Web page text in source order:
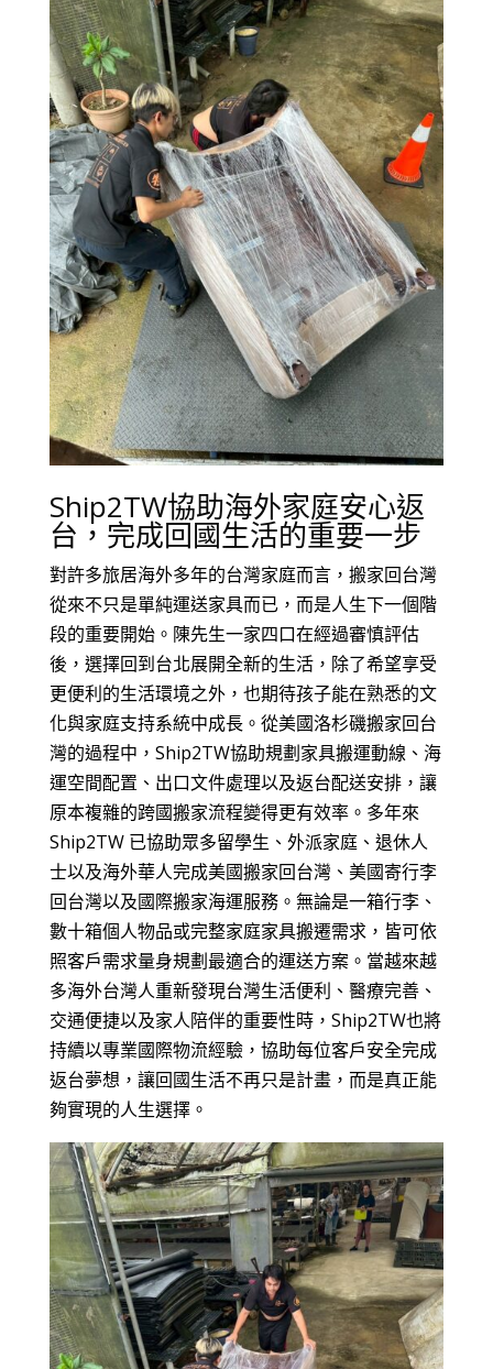
Ship2TW協助海外家庭安心返
台，完成回國生活的重要一步
對許多旅居海外多年的台灣家庭而言，搬家回台灣
從來不只是單純運送家具而已，而是人生下一個階
段的重要開始。陳先生一家四口在經過審慎評估
後，選擇回到台北展開全新的生活，除了希望享受
更便利的生活環境之外，也期待孩子能在熟悉的文
化與家庭支持系統中成長。從美國洛杉磯搬家回台
灣的過程中，Ship2TW協助規劃家具搬運動線、海
運空間配置、出口文件處理以及返台配送安排，讓
原本複雜的跨國搬家流程變得更有效率。多年來
Ship2TW 已協助眾多留學生、外派家庭、退休人
士以及海外華人完成美國搬家回台灣、美國寄行李
回台灣以及國際搬家海運服務。無論是一箱行李、
數十箱個人物品或完整家庭家具搬遷需求，皆可依
照客戶需求量身規劃最適合的運送方案。當越來越
多海外台灣人重新發現台灣生活便利、醫療完善、
交通便捷以及家人陪伴的重要性時，Ship2TW也將
持續以專業國際物流經驗，協助每位客戶安全完成
返台夢想，讓回國生活不再只是計畫，而是真正能
夠實現的人生選擇。